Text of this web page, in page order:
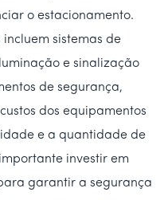
o estacionamento.
sistemas de
e sinalização
de segurança,
dos equipamentos
e a quantidade de
investir em
garantir a segurança